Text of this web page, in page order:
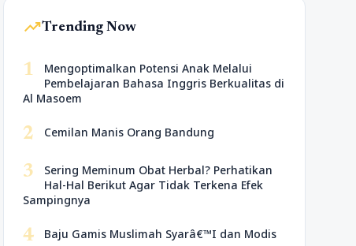
trending_upTrending Now
1
Mengoptimalkan Potensi Anak Melalui
Pembelajaran Bahasa Inggris Berkualitas di
Al Masoem
2 Cemilan Manis Orang Bandung
3
Sering Meminum Obat Herbal? Perhatikan
Hal-Hal Berikut Agar Tidak Terkena Efek
Sampingnya
4 Baju Gamis Muslimah Syarâ€™I dan Modis